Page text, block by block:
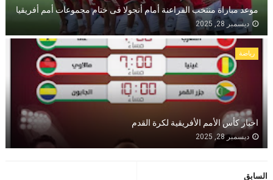
موعد مباراة منتخب الفراعنة أمام أنجولا فى ختام مجموعات أمم أفريقيا
ديسمبر 28, 2025
رياضة
اخبار كأس الأمم الأفريقية لكرة القدم
ديسمبر 28, 2025
السابق